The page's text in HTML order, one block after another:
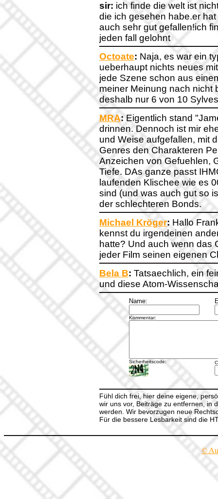
sir: ich finde die welt ist
die ich gesehen habe.er
auch sehr gut gefallen!ich
jeden fall gelohnt
Octoate: Naja, es war ein
ueberhaupt nichts neues
jede Szene schon aus
meiner Meinung nach nicht
deshalb nur 6 von 10
MRA:Eigentlich stand
drinnen. Dennoch ist mir
und Weise aufgefallen, mit
Genres den Charakteren
Anzeichen von Gefuehlen,
Tiefe. DAs ganze passt
laufenden Klischee wie es
sind (und was auch gut so
der schlechteren Bonds.
Michael Kröger: Hallo
kennst du irgendeinen
hatte? Und auch wenn das
jeder Film seinen eigenen
Bela B: Tatsaechlich, ein
und diese Atom-
Name:
Kommentar:
Sicherheitscode:
Fühl dich frei, hier deine eigene,
wir uns vor, Beiträge zu entfernen, in
werden. Wir bevorzugen neue
Für die bessere Lesbarkeit sind die
©